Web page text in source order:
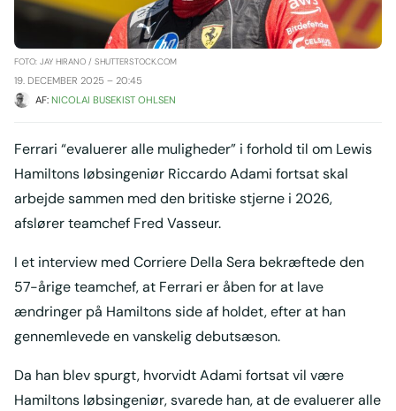
FOTO: JAY HIRANO / SHUTTERSTOCK.COM
19. DECEMBER 2025 – 20:45
AF: NICOLAI BUSEKIST OHLSEN
Ferrari “evaluerer alle muligheder” i forhold til om Lewis
Hamiltons løbsingeniør Riccardo Adami fortsat skal
arbejde sammen med den britiske stjerne i 2026,
afslører teamchef Fred Vasseur.
I et interview med Corriere Della Sera bekræftede den
57-årige teamchef, at Ferrari er åben for at lave
ændringer på Hamiltons side af holdet, efter at han
gennemlevede en vanskelig debutsæson.
Da han blev spurgt, hvorvidt Adami fortsat vil være
Hamiltons løbsingeniør, svarede han, at de evaluerer alle